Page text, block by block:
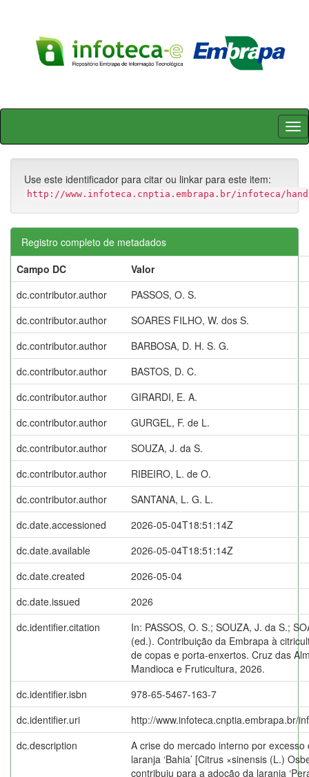
Skip
Use este identificador para citar ou linkar para este item:
http://www.infoteca.cnptia.embrapa.br/infoteca/
Registro completo de metadados
Campo DC
Valor
dc.contributor.author
PASSOS, O. S.
dc.contributor.author
SOARES FILHO, W. dos S.
dc.contributor.author
BARBOSA, D. H. S. G.
dc.contributor.author
BASTOS, D. C.
dc.contributor.author
GIRARDI, E. A.
dc.contributor.author
GURGEL, F. de L.
dc.contributor.author
SOUZA, J. da S.
dc.contributor.author
RIBEIRO, L. de O.
dc.contributor.author
SANTANA, L. G. L.
dc.date.accessioned
2026-05-04T18:51:14Z
dc.date.available
2026-05-04T18:51:14Z
dc.date.created
2026-05-04
dc.date.issued
2026
dc.identifier.citation
In: PASSOS, O. S.; SOUZA, J. da S.;
(ed.). Contribuição da Embrapa à
de copas e porta-enxertos. Cruz das
Mandioca e Fruticultura, 2026.
dc.identifier.isbn
978-65-5467-163-7
dc.identifier.uri
http://www.infoteca.cnptia.embrapa.br/
dc.description
A crise do mercado interno por
laranja ‘Bahia’ [Citrus ×sinensis (L.)
contribuiu para a adoção da laranja